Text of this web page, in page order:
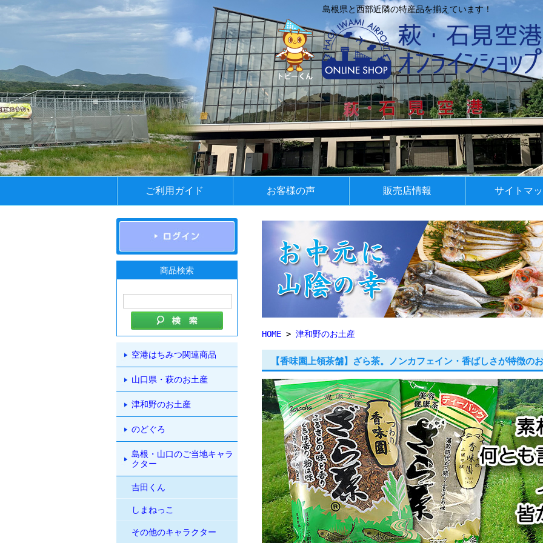
島根県と西部近隣の特産品を揃えています！
ご利用ガイド お客様の声 販売店情報 サイトマ
商品検索
空港はちみつ関連商品
山口県・萩のお土産
津和野のお土産
のどぐろ
島根・山口のご当地キャラ
クター
吉田くん
しまねっこ
その他のキャラクター
HOME > 津和野のお土産
【香味園上領茶舗】ざら茶。ノンカフェイン・香ばしさが特徴の